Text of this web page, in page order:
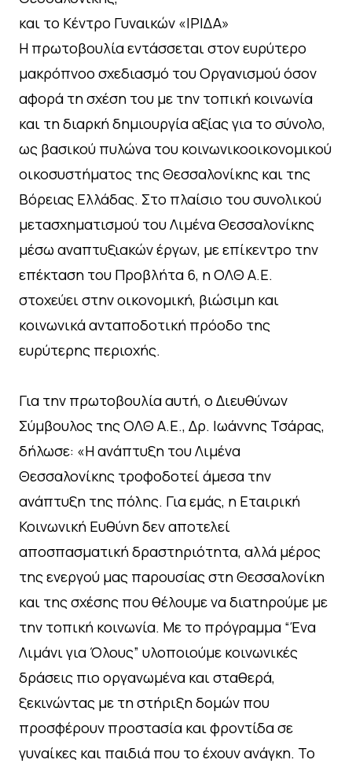
και το Κέντρο Γυναικών «ΙΡΙΔΑ»
Η πρωτοβουλία εντάσσεται στον ευρύτερο
μακρόπνοο σχεδιασμό του Οργανισμού όσον
αφορά τη σχέση του με την τοπική κοινωνία
και τη διαρκή δημιουργία αξίας για το σύνολο,
ως βασικού πυλώνα του κοινωνικοοικονομικού
οικοσυστήματος της Θεσσαλονίκης και της
Βόρειας Ελλάδας. Στο πλαίσιο του συνολικού
μετασχηματισμού του Λιμένα Θεσσαλονίκης
μέσω αναπτυξιακών έργων, με επίκεντρο την
επέκταση του Προβλήτα 6, η ΟΛΘ Α.Ε.
στοχεύει στην οικονομική, βιώσιμη και
κοινωνικά ανταποδοτική πρόοδο της
ευρύτερης περιοχής.
Για την πρωτοβουλία αυτή, ο Διευθύνων
Σύμβουλος της ΟΛΘ Α.Ε., Δρ. Ιωάννης Τσάρας,
δήλωσε: «Η ανάπτυξη του Λιμένα
Θεσσαλονίκης τροφοδοτεί άμεσα την
ανάπτυξη της πόλης. Για εμάς, η Εταιρική
Κοινωνική Ευθύνη δεν αποτελεί
αποσπασματική δραστηριότητα, αλλά μέρος
της ενεργού μας παρουσίας στη Θεσσαλονίκη
και της σχέσης που θέλουμε να διατηρούμε με
την τοπική κοινωνία. Με το πρόγραμμα “Ένα
Λιμάνι για Όλους” υλοποιούμε κοινωνικές
δράσεις πιο οργανωμένα και σταθερά,
ξεκινώντας με τη στήριξη δομών που
προσφέρουν προστασία και φροντίδα σε
γυναίκες και παιδιά που το έχουν ανάγκη. Το